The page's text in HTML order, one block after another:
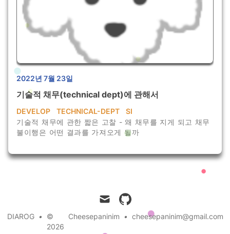
2022년 7월 23일
기술적 채무(technical dept)에 관해서
DEVELOP TECHNICAL-DEPT
SI
기술적 채무에 관한 짧은 고찰 - 왜 채무를 지게 되고 채무
불이행은 어떤 결과를 가져오게 될까
mail github
DIAROG •
©
2026
Cheesepaninim • cheesepaninim@gmail.com